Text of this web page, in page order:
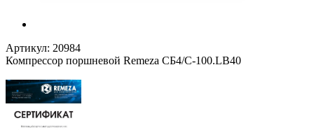
Артикул: 20984
Компрессор поршневой Remeza СБ4/С-100.LB40